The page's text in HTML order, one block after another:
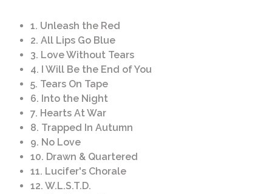
1. Unleash the Red
2. All Lips Go Blue
3. Love Without Tears
4. I Will Be the End of You
5. Tears On Tape
6. Into the Night
7. Hearts At War
8. Trapped In Autumn
9. No Love
10. Drawn & Quartered
11. Lucifer's Chorale
12. W.L.S.T.D.